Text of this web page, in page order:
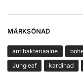
MÄRKSÕNAD
antibakteriaalne
Jungleaf
kardinad